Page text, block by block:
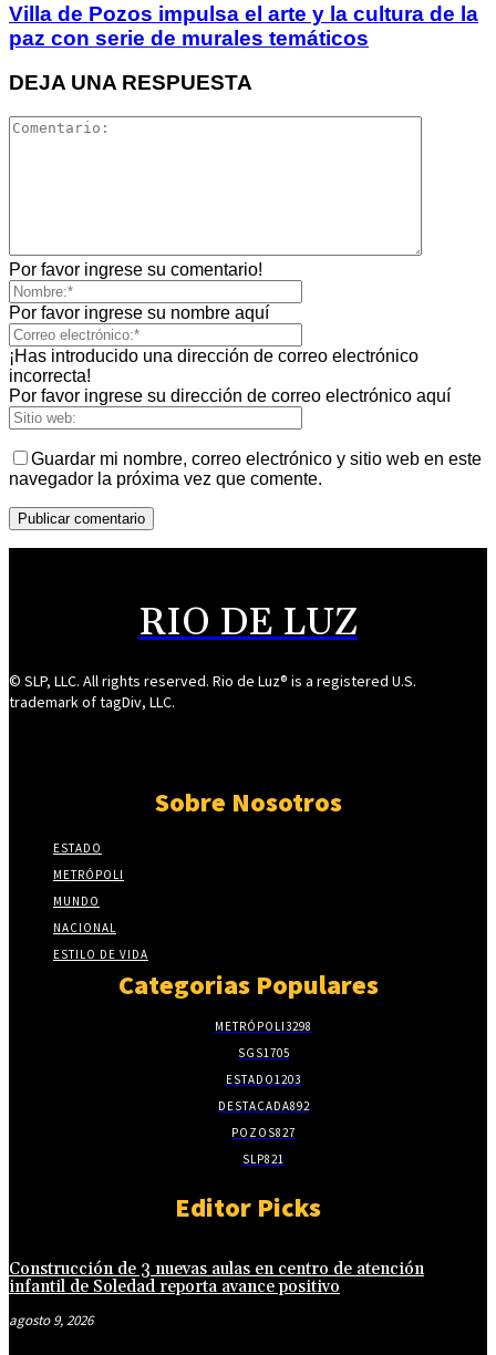
Villa de Pozos impulsa el arte y la cultura de la
paz con serie de murales temáticos
DEJA UNA RESPUESTA
Por favor ingrese su comentario!
Por favor ingrese su nombre aquí
¡Has introducido una dirección de correo electrónico
incorrecta!
Por favor ingrese su dirección de correo electrónico aquí
Guardar mi nombre, correo electrónico y sitio web en este
navegador la próxima vez que comente.
RIO DE LUZ
© SLP, LLC. All rights reserved. Rio de Luz® is a registered U.S.
trademark of tagDiv, LLC.
Sobre Nosotros
ESTADO
METRÓPOLI
MUNDO
NACIONAL
ESTILO DE VIDA
Categorias Populares
METRÓPOLI3298
SGS1705
ESTADO1203
DESTACADA892
POZOS827
SLP821
Editor Picks
Construcción de 3 nuevas aulas en centro de atención
infantil de Soledad reporta avance positivo
agosto 9, 2026